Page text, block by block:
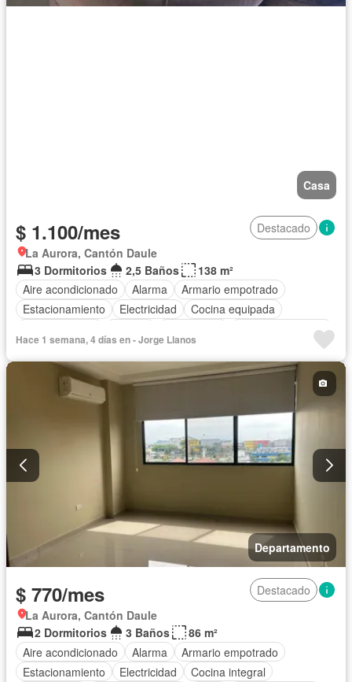
Casa
$ 1.100/mes
Destacado
La Aurora, Cantón Daule
3 Dormitorios
2,5 Baños
138 m²
Aire acondicionado
Alarma
Armario empotrado
Estacionamiento
Electricidad
Cocina equipada
Cuarto de servicio
Agua
Patio Área para niños
Parrilla
Garita de guardianía Gimnasio
Seguridad
Hace 1 semana, 4 días en - Jorge Llanos
Departamento
$ 770/mes
Destacado
La Aurora, Cantón Daule
2 Dormitorios
3 Baños
86 m²
Aire acondicionado
Alarma
Armario empotrado
Estacionamiento
Electricidad
Cocina integral